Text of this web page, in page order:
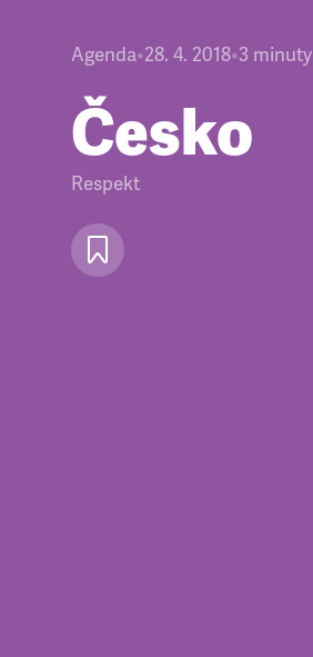
Agenda•28. 4. 2018•3 minuty
Česko
Respekt